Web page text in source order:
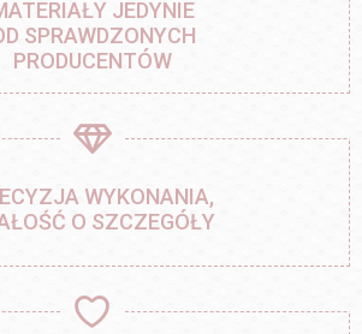
JEDYNIE
SPRAWDZONYCH
PRODUCENTÓW
WYKONANIA,
O SZCZEGÓŁY